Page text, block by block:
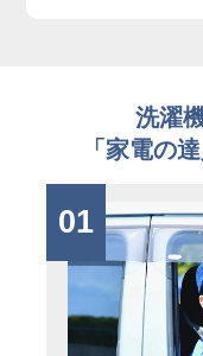
洗濯
「家電の
01